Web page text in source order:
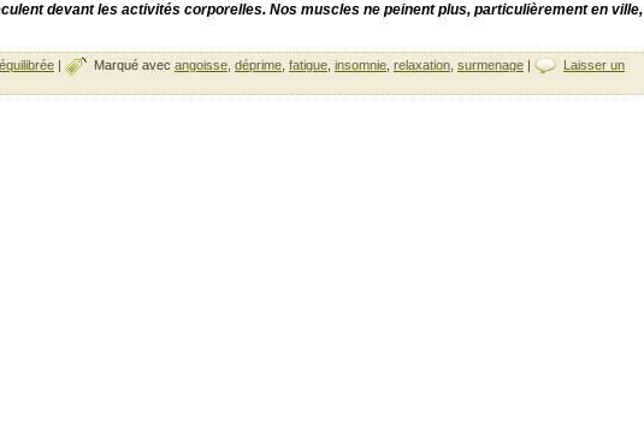
devant les activités corporelles. Nos muscles ne peinent plus, particulièrement en ville,
| Marqué avec angoisse déprime fatigue insomnie relaxation surmenage |
Laisser un